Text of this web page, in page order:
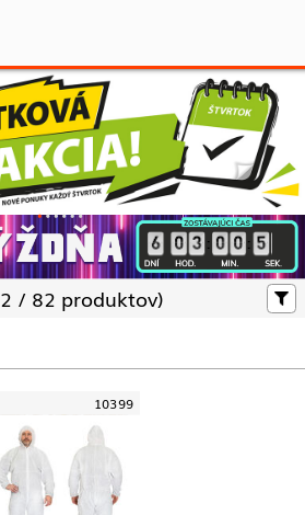
: :
2 / 82 produktov)
10399